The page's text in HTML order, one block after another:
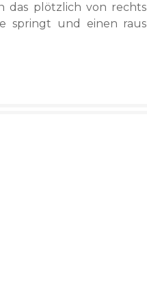
das plötzlich von rechts
springt und einen raus